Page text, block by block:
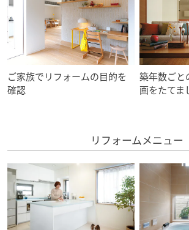
ご家族でリフォームの目的を
確認
築年数ごと
画をたてま
リフォームメニュー